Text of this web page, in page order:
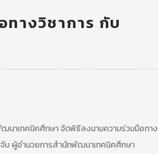
างวิชาการ กับ
ฒนาเทคนิคศึกษา จัดพิธีลงนามความร่วมมือทาง
จับ ผู้อำนวยการสำนักพัฒนาเทคนิคศึกษา